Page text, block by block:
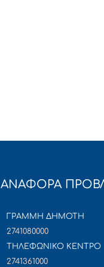
ΑΝΑΦΟΡΑ
ΓΡΑΜΜΗ ΔΗΜΟΤΗ
2741080000
ΤΗΛΕΦΩΝΙΚΟ ΚΕΝΤΡΟ
2741361000